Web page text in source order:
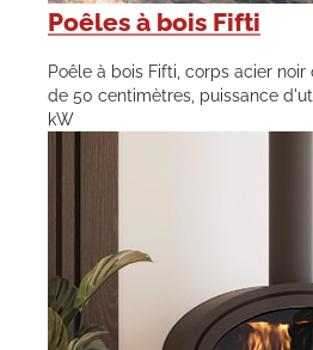
Poêles à bois Fifti
Poêle à bois Fifti, corps acier
de 50 centimètres, puissance
kW